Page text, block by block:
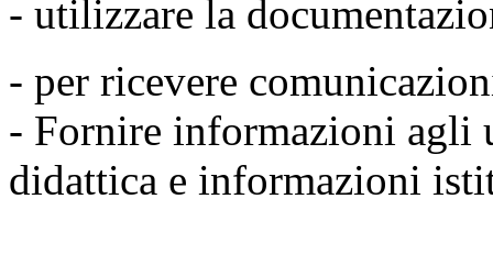
- utilizzare la
- per ricevere
- Fornire informazioni agli
didattica e informazioni